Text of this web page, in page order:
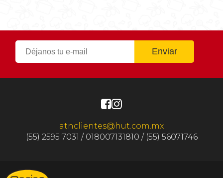
atnclientes@hut.com.mx
(55) 2595 7031 / 018007131810 / (55) 56071746